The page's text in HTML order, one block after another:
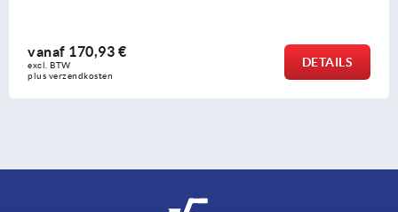
vanaf37,77 €
excl. BTW
plus verzendkosten
DETAILS